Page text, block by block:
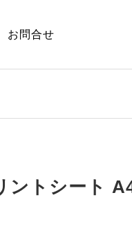
お問合せ
ントシート